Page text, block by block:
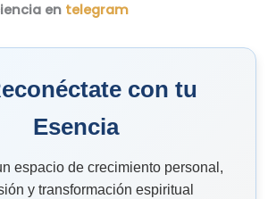
en telegram
con tu
Esencia
espacio de crecimiento personal,
y transformación espiritual